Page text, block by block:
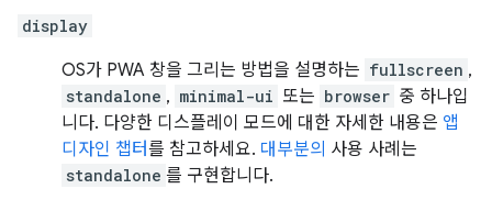
display
OS가 PWA 창을 그리는 방법을 설명하는 fullscreen ,
standalone , minimal-ui 또는 browser 중 하나입
니다. 다양한 디스플레이 모드에 대한 자세한 내용은 앱
디자인 챕터를 참고하세요. 대부분의 사용 사례는
standalone 를 구현합니다.